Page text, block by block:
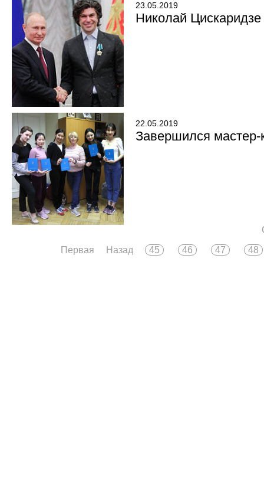
23.05.2019
Николай
22.05.2019
Завершился мастер-
Первая
Назад 45 46 47 48